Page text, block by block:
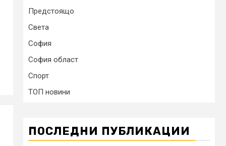
Предстоящо
Света
София
София област
Спорт
ТОП новини
ПОСЛЕДНИ ПУБЛИКАЦИИ